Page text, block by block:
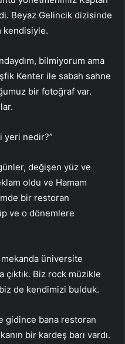
Beyaz Gelincik dizisinde
kendisiyle.
bilmiyorum ama
Kenter ile sabah sahne
bir fotoğraf var.
yeri nedir?”
değişen yüz ve
oldu ve Hamam
bir restoran
ve o dönemlere
üniversite
Biz rock müzikle
de kendimizi bulduk.
gidince bana restoran
bir kardeş barı vardı.